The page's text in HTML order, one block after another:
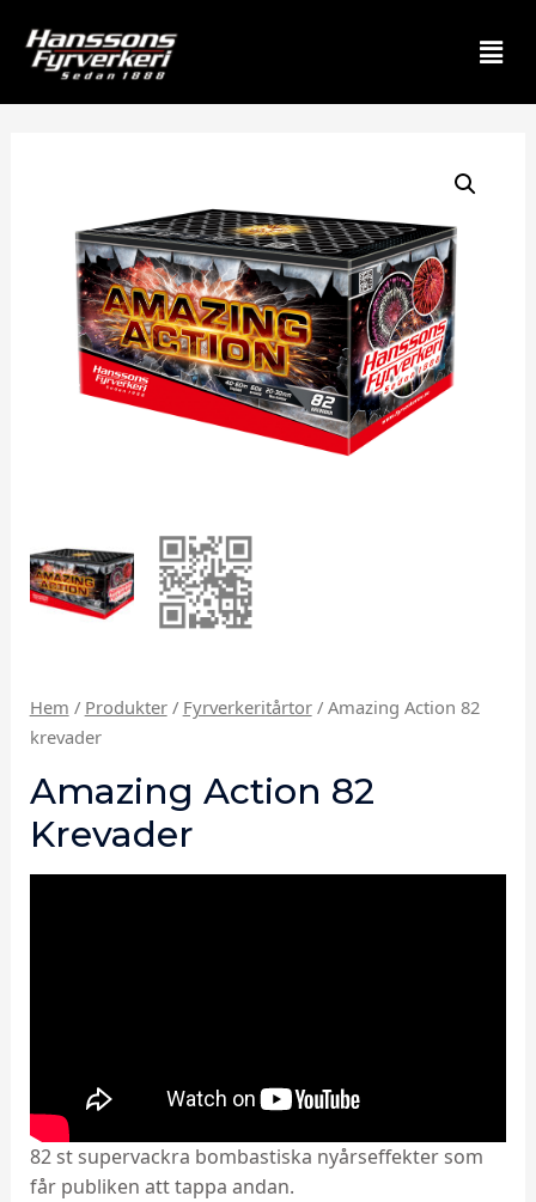
Hem / Produkter/ Fyrverkeritårtor/ Amazing Action 82
krevader
Amazing Action 82
Krevader
82 st supervackra bombastiska nyårseffekter som
får publiken att tappa andan.